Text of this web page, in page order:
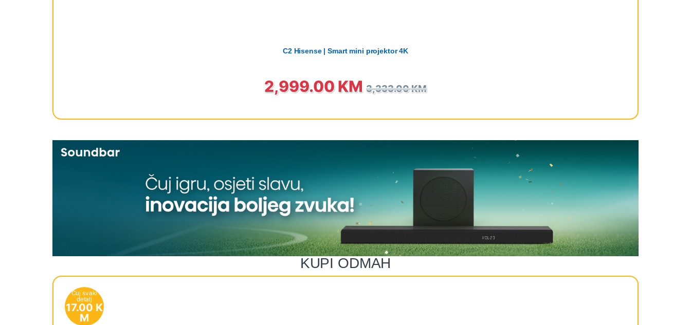
C2 Hisense | Smart mini projektor 4K
2,999.00KM 3,333.00KM
KUPI ODMAH
Čuj svaki
detalj
17.00 K
M